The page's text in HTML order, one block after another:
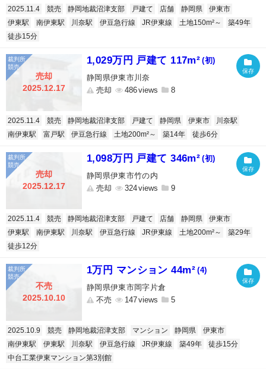
2025.11.4 競売 静岡地裁沼津支部 戸建て 店舗 静岡県
伊東市
伊東駅
南伊東駅 川奈駅 伊豆急行線 JR伊東線 土地150m²～
築49年
徒歩15分
売却
2025.12.17
1,029万円 戸建て 117m² (初)
静岡県伊東市川奈
売却
486 8
2025.11.4 競売 静岡地裁沼津支部 戸建て 静岡県 伊東市
川奈駅
南伊東駅
富戸駅 伊豆急行線 土地200m²～ 築14年 徒歩6分
売却
2025.12.17
1,098万円 戸建て 346m² (初)
静岡県伊東市竹の内
売却
324 9
2025.11.4 競売 静岡地裁沼津支部 戸建て 店舗 静岡県
伊東市
伊東駅
南伊東駅 川奈駅 伊豆急行線 JR伊東線 土地200m²～
築29年
徒歩12分
不売
2025.10.10
1万円 マンション 44m² (4)
静岡県伊東市岡字片倉
不売
147 5
2025.10.9 競売 静岡地裁沼津支部 マンション 静岡県
伊東市
南伊東駅
伊東駅 川奈駅 伊豆急行線 JR伊東線 築49年
徒歩15分
中台工業伊東マンション第3別館